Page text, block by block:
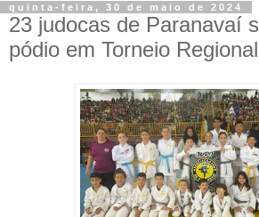
quinta-feira, 30 de maio de 2024
23 judocas de Paranavaí
pódio em Torneio